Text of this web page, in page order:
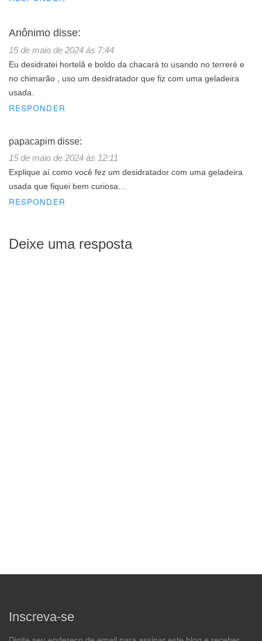
Anônimo disse:
15 de maio de 2024 às 7:44
Eu desidratei hortelã e boldo da chacará to usando no terreré e
no chimarão , uso um desidratador que fiz com uma geladeira
usada.
RESPONDER
papacapim disse:
15 de maio de 2024 às 12:11
Explique aí como você fez um desidratador com uma geladeira
usada que fiquei bem curiosa…
RESPONDER
Deixe uma resposta
Inscreva-se